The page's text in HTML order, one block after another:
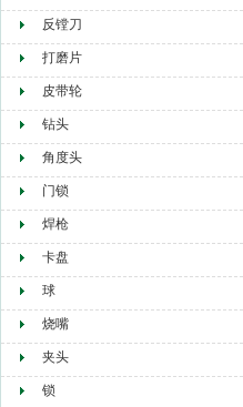
反镗刀
打磨片
皮带轮
钻头
角度头
门锁
焊枪
卡盘
球
烧嘴
夹头
锁